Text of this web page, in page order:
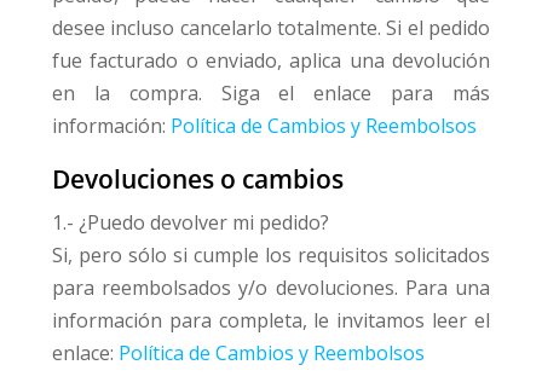
desee incluso cancelarlo totalmente. Si el pedido
fue facturado o enviado, aplica una devolución
en la compra. Siga el enlace para más
información: Política de Cambios y Reembolsos
Devoluciones o cambios
1.- ¿Puedo devolver mi pedido?
Si, pero sólo si cumple los requisitos solicitados
para reembolsados y/o devoluciones. Para una
información para completa, le invitamos leer el
enlace: Política de Cambios y Reembolsos